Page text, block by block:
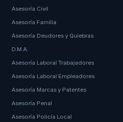
Asesoría Civil
Asesoría Familia
Asesoría Deudores y Quiebras
D.M.A.
Asesoría Laboral Trabajadores
Asesoría Laboral Empleadores
Asesoría Marcas y Patentes
Asesoría Penal
Asesoría Policía Local